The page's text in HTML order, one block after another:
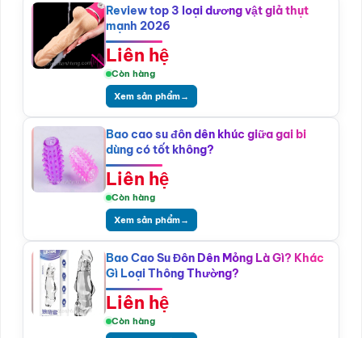
Review top 3 loại dương vật giả thụt
mạnh 2026
Liên hệ
Còn hàng
Xem sản phẩm→
Bao cao su đôn dên khúc giữa gai bi
dùng có tốt không?
Liên hệ
Còn hàng
Xem sản phẩm→
Bao Cao Su Đôn Dên Mỏng Là Gì? Khác
Gì Loại Thông Thường?
Liên hệ
Còn hàng